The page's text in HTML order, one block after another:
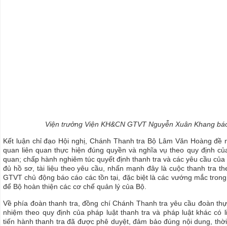
Viện trưởng Viện KH&CN GTVT Nguyễn Xuân Khang
Kết luận chỉ đạo Hội nghị, Chánh Thanh tra Bộ Lâm Văn Hoàng đề
quan liên quan thực hiện đúng quyền và nghĩa vụ theo quy định
quan; chấp hành nghiêm túc quyết định thanh tra và các yêu cầu
đủ hồ sơ, tài liệu theo yêu cầu, nhấn mạnh đây là cuộc thanh tra
GTVT chủ động báo cáo các tồn tại, đặc biệt là các vướng mắc
để Bộ hoàn thiện các cơ chế quản lý của Bộ.
Về phía đoàn thanh tra, đồng chí Chánh Thanh tra yêu cầu đoàn
nhiệm theo quy định của pháp luật thanh tra và pháp luật khác có
tiến hành thanh tra đã được phê duyệt, đảm bảo đúng nội dung,